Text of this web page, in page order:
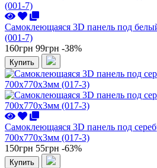
Самоклеющаяся 3D панель под
(001-7)
160грн 99грн -38%
Купить
Самоклеющаяся 3D панель под
700x770x3мм (017-3)
150грн 55грн -63%
Купить